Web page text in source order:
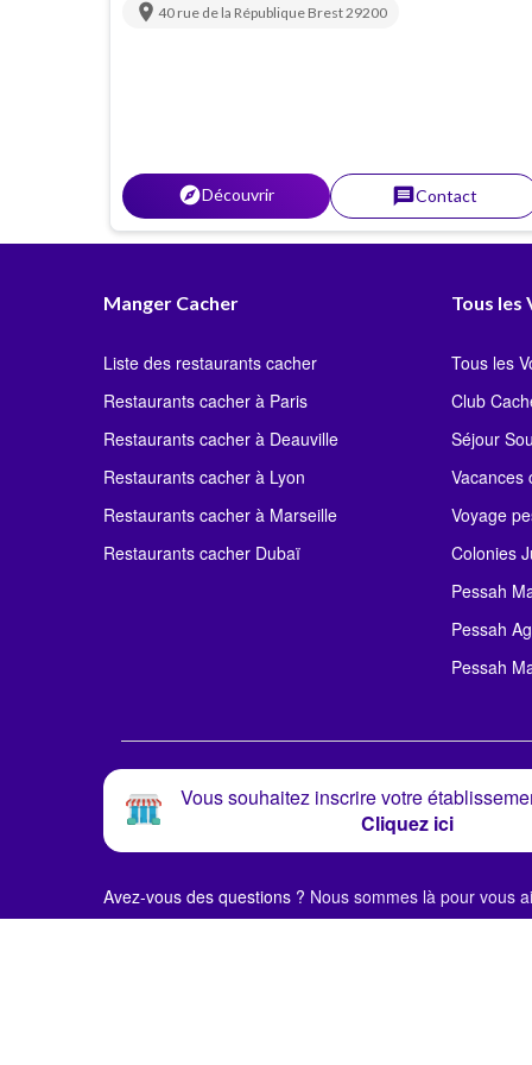
location_on 40 rue de la République Brest29200
explorerDécouvrir messageContact
Manger Cacher
Liste des restaurants cacher
Restaurants cacher à Paris
Restaurants cacher à Deauville
Restaurants cacher à Lyon
Restaurants cacher à Marseille
Restaurants cacher Dubaï
Tous les
Tous les
Club
Séjour
Vacances
Voyage
Colonies
Pessah
Pessah
Pessah
Vous souhaitez inscrire votre
Cliquez ici
Avez-vous des questions ? Nous sommes là pour vous
© Alloj.2024 Tous droits réservés